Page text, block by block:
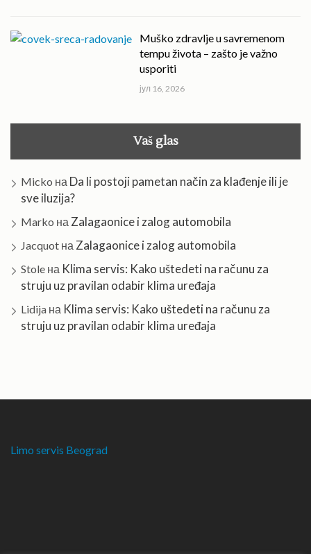
Muško zdravlje u savremenom
tempu života – zašto je važno
usporiti
јул 16, 2026
Vaš glas
Micko на Da li postoji pametan način za klađenje ili je
sve iluzija?
Marko на Zalagaonice i zalog automobila
Jacquot на Zalagaonice i zalog automobila
Stole на Klima servis: Kako uštedeti na računu za
struju uz pravilan odabir klima uređaja
Lidija на Klima servis: Kako uštedeti na računu za
struju uz pravilan odabir klima uređaja
Limo servis Beograd